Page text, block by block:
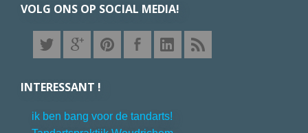
VOLG ONS OP SOCIAL MEDIA!
INTERESSANT !
ik ben bang voor de tandarts!